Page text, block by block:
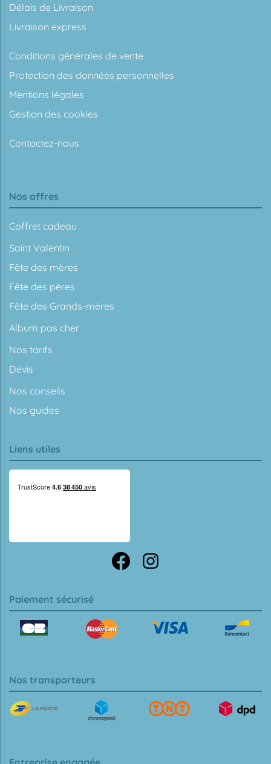
Délais de Livraison
Livraison express
Conditions générales de vente
Protection des données personnelles
Mentions légales
Gestion des cookies
Contactez-nous
Nos offres
Coffret cadeau
Saint Valentin
Fête des mères
Fête des pères
Fête des Grands-mères
Album pas cher
Nos tarifs
Devis
Nos conseils
Nos guides
Liens utiles
Paiement sécurisé
Nos transporteurs